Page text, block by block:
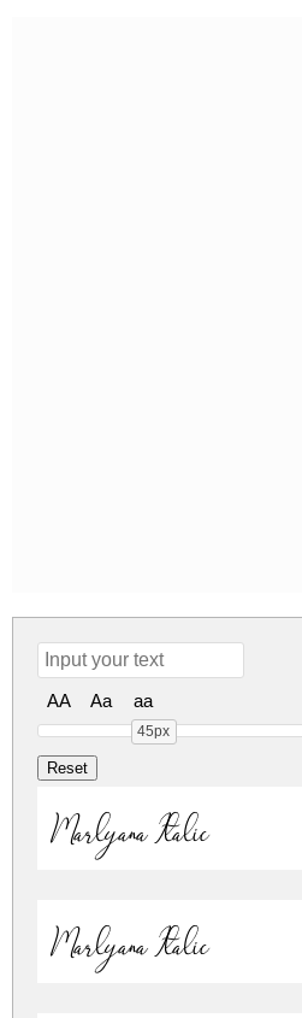
AA Aa aa
45px
Marlyana Italic
Marlyana Italic